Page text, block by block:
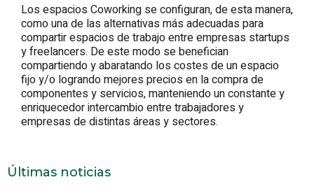
Los espacios Coworking se configuran, de esta manera,
como una de las alternativas más adecuadas para
compartir espacios de trabajo entre empresas startups
y freelancers. De este modo se benefician
compartiendo y abaratando los costes de un espacio
fijo y/o logrando mejores precios en la compra de
componentes y servicios, manteniendo un constante y
enriquecedor intercambio entre trabajadores y
empresas de distintas áreas y sectores.
Últimas noticias